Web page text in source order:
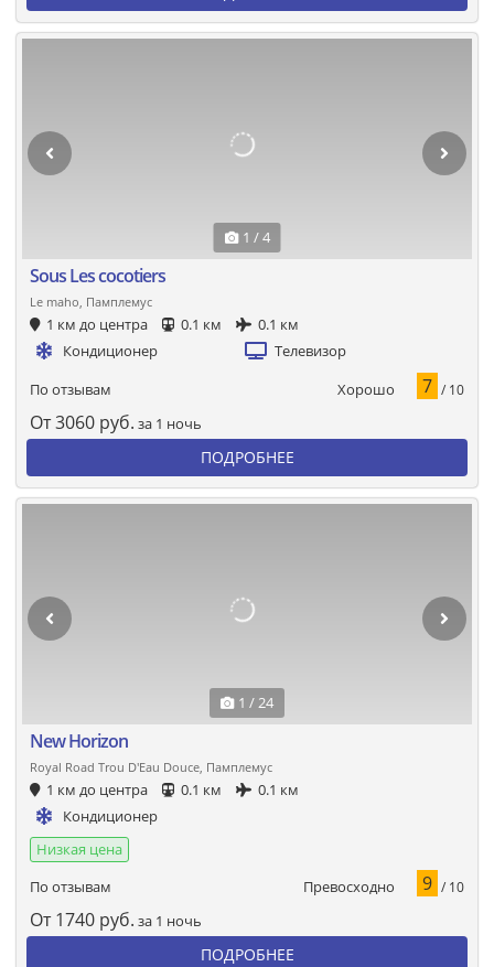
1 / 4
Sous Les cocotiers
Le maho, Памплемус
1 км до центра 0.1 км
0.1 км
Кондиционер
Телевизор
По отзывам Хорошо 7 / 10
От3060 руб. за 1 ночь
ПОДРОБНЕЕ
1 / 24
New Horizon
Royal Road Trou D'Eau Douce, Памплемус
1 км до центра 0.1 км
0.1 км
Кондиционер
Низкая цена
По отзывам
Превосходно 9 / 10
От 1740 руб. за 1 ночь
ПОДРОБНЕЕ